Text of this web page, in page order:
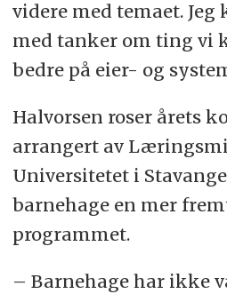
videre med temaet.
med tanker om ting vi
bedre på eier- og
Halvorsen roser årets
arrangert av
Universitetet i
barnehage en mer
programmet.
– Barnehage har ikke